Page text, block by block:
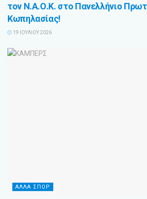
τον Ν.Α.Ο.Κ. στο Πανελλήνιο
Κωπηλασίας!
19 ΙΟΥΛΊΟΥ 2026
ΑΛΛΑ ΣΠΟΡ